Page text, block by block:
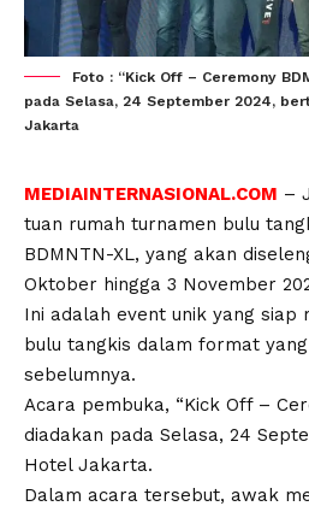
Foto : “Kick Off – Ceremony
pada Selasa, 24 September 2024,
Jakarta
MEDIAINTERNASIONAL.COM –
tuan rumah turnamen bulu
BDMNTN-XL, yang akan
Oktober hingga 3 November
Ini adalah event unik yang siap
bulu tangkis dalam format
sebelumnya.
Acara pembuka, “Kick Off –
diadakan pada Selasa, 24
Hotel Jakarta.
Dalam acara tersebut, awak